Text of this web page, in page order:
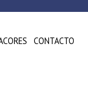
CONTACTO